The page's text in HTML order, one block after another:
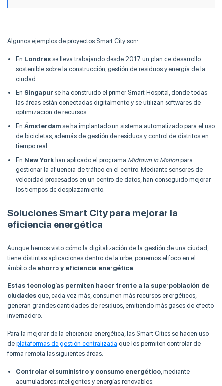
Algunos ejemplos de proyectos Smart City son:
En Londresse lleva trabajando desde 2017 un plan de desarrollo
sostenible sobre la construcción, gestión de residuos y energía de la
ciudad.
En Singapur se ha construido el primer Smart Hospital, donde todas
las áreas están conectadas digitalmente y se utilizan softwares de
optimización de recursos.
En Ámsterdamse ha implantado un sistema automatizado para el uso
de bicicletas, además de gestión de residuos y control de distritos en
tiempo real.
En New York han aplicado el programa Midtown in Motionpara
gestionar la afluencia de tráfico en el centro. Mediante sensores de
velocidad procesados en un centro de datos, han conseguido mejorar
los tiempos de desplazamiento.
Soluciones Smart City para mejorar la
eficiencia energética
Aunque hemos visto cómo la digitalización de la gestión de una ciudad,
tiene distintas aplicaciones dentro de la urbe, ponemos el foco en el
ámbito de ahorro y eficiencia energética
Estas tecnologías permiten hacer frente a la superpoblación de
ciudades que, cada vez más, consumen más recursos energéticos,
generan grandes cantidades de residuos, emitiendo más gases de efecto
invernadero.
Para la mejorar de la eficiencia energética, las Smart Cities se hacen uso
de plataformas de gestión centralizada que les permiten controlar de
forma remota las siguientes áreas:
Controlar el suministro y consumo energético, mediante
acumuladores inteligentes y energías renovables.